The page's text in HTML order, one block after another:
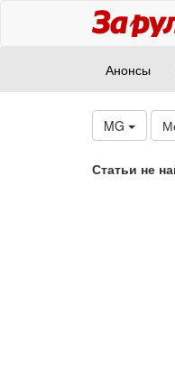
Анонсы
MG
Статьи не